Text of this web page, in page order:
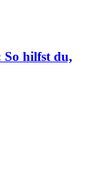
hilfst du,